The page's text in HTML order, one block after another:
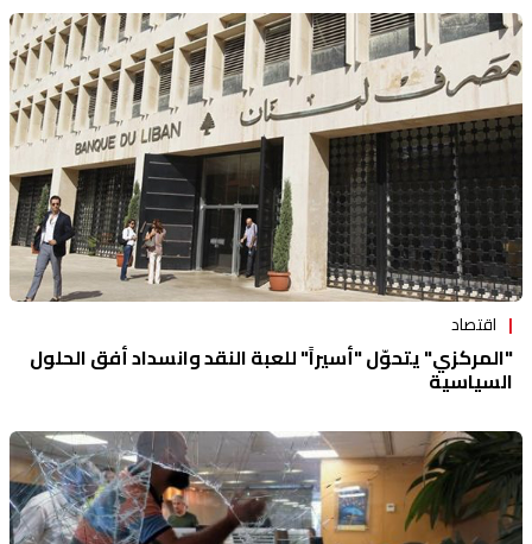
اقتصاد
"المركزي" يتحوّل "أسيراً" للعبة النقد وانسداد أفق الحلول
السياسية